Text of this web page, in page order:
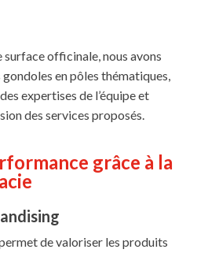
surface officinale, nous avons
en pôles thématiques,
expertises de l’équipe et
des services proposés.
grâce à la
de valoriser les produits